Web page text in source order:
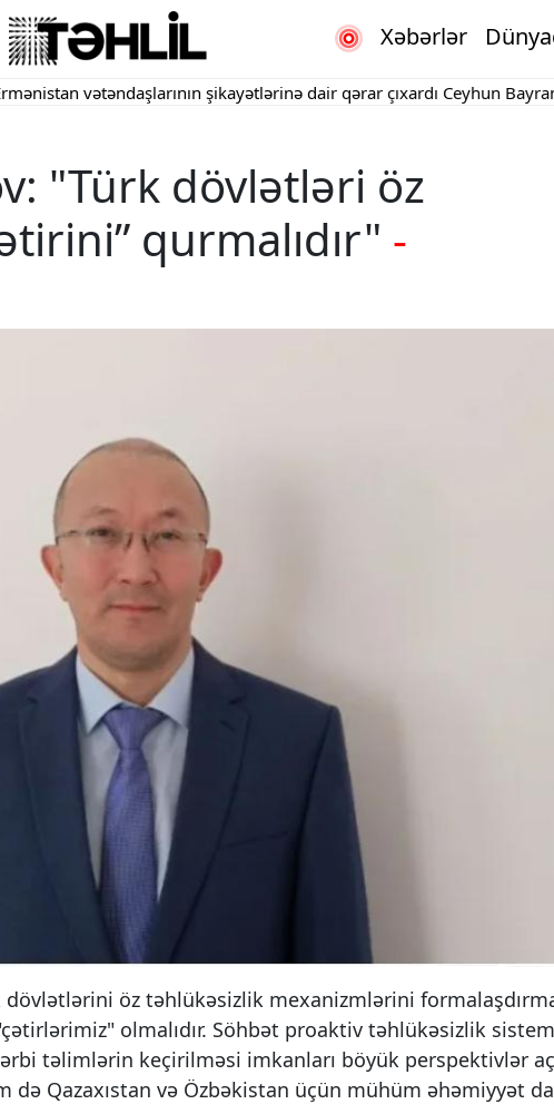
Xəbərlər
vətəndaşlarının şikayətlərinə dair qərar çıxardı Ceyhun Bayramov
"Türk dövlətləri öz
qurmalıdır" -
öz təhlükəsizlik mexanizmlərini
olmalıdır. Söhbət proaktiv təhlükəsizlik
təlimlərin keçirilməsi imkanları böyük perspektivlər
Qazaxıstan və Özbəkistan üçün mühüm əhəmiyyət